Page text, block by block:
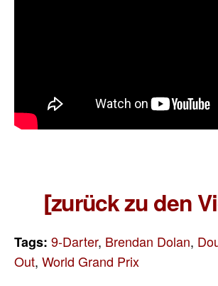
[zurück zu den
Tags: 9-Darter, Brendan Dolan,
Out, World Grand Prix